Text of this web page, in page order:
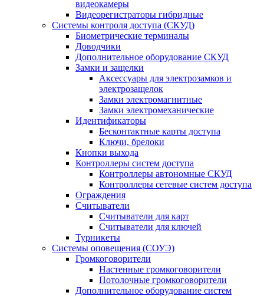
видеокамеры
Видеорегистраторы гибридные
Системы контроля доступа (СКУД)
Биометрические терминалы
Доводчики
Дополнительное оборудование СКУД
Замки и защелки
Аксессуары для электрозамков и
электрозащелок
Замки электромагнитные
Замки электромеханические
Идентификаторы
Бесконтактные карты доступа
Ключи, брелоки
Кнопки выхода
Контроллеры систем доступа
Контроллеры автономные СКУД
Контроллеры сетевые систем доступа
Ограждения
Считыватели
Считыватели для карт
Считыватели для ключей
Турникеты
Системы оповещения (СОУЭ)
Громкоговорители
Настенные громкоговорители
Потолочные громкоговорители
Дополнительное оборудование систем